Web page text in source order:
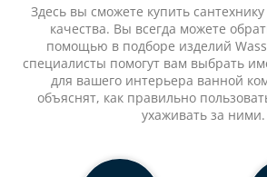
Здесь вы сможете купить
качества. Вы всегда можете
помощью в подборе изделий
специалисты помогут вам выбрать
для вашего интерьера ванной
объяснят, как правильно
ухаживать за ними.